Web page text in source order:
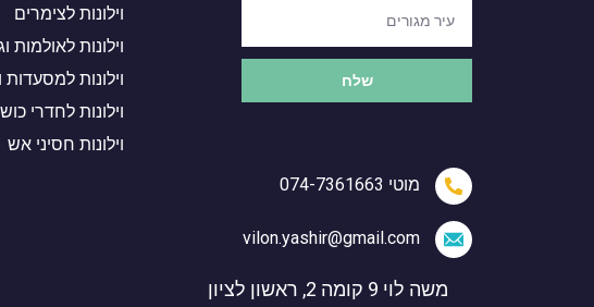
שלח
מוטי 074-7361663
vilon.yashir@gmail.com
משה לוי 9 קומה 2, ראשון לציון
וילונות לצימרים
וילונות לאולמות
וילונות
וילונות לחדרי
וילונות חסיני אש